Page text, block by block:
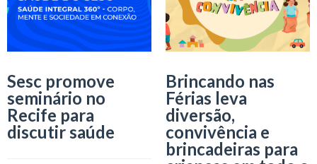
Sesc promove
seminário no
Recife para
discutir saúde
Brincando nas
Férias leva
diversão,
convivência e
brincadeiras para